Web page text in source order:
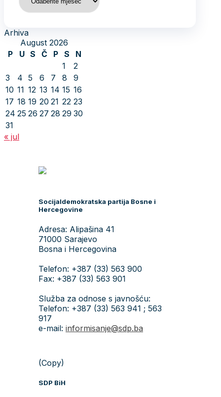
Arhiva
August 2026
P
U S Č P S
N
1
2
3
4 5 6 7 8
9
10 11 12 13 14 15 16
17 18 19 20 21 22 23
24 25 26 27 28 29 30
31
« jul
Socijaldemokratska partija Bosne i
Hercegovine
Adresa: Alipašina 41
71000 Sarajevo
Bosna i Hercegovina
Telefon: +387 (33) 563 900
Fax: +387 (33) 563 901
Služba za odnose s javnošću:
Telefon: +387 (33) 563 941 ; 563
917
e-mail: informisanje@sdp.ba
(Copy)
SDP BiH